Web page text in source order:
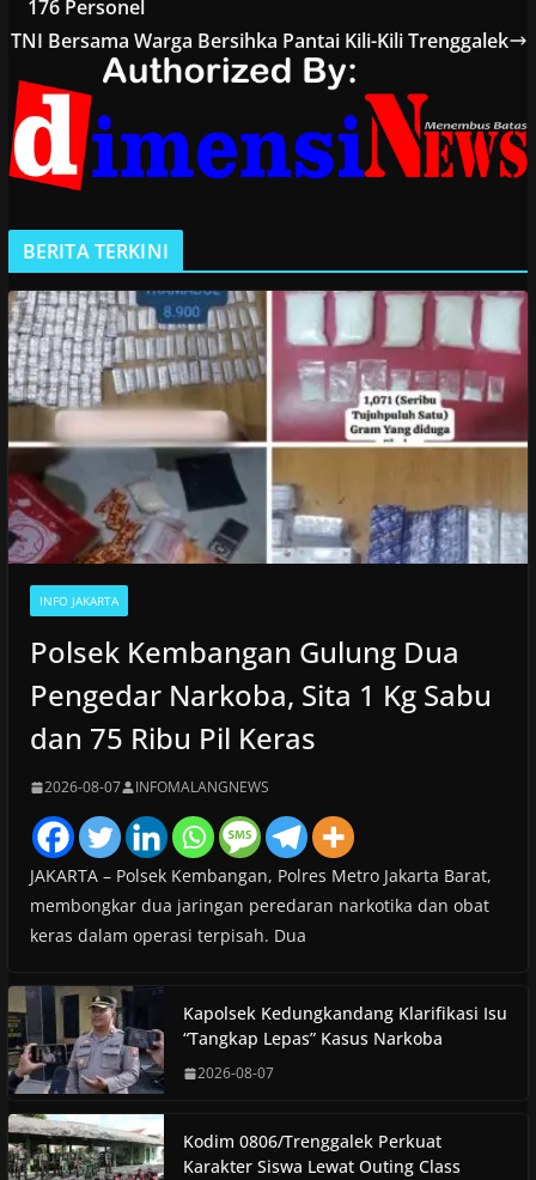
176 Personel
TNI Bersama Warga Bersihka Pantai Kili-Kili Trenggalek
BERITA TERKINI
INFO JAKARTA
Polsek Kembangan Gulung Dua
Pengedar Narkoba, Sita 1 Kg Sabu
dan 75 Ribu Pil Keras
2026-08-07 INFOMALANGNEWS
JAKARTA – Polsek Kembangan, Polres Metro Jakarta Barat,
membongkar dua jaringan peredaran narkotika dan obat
keras dalam operasi terpisah. Dua
Kapolsek Kedungkandang Klarifikasi Isu
“Tangkap Lepas” Kasus Narkoba
2026-08-07
Kodim 0806/Trenggalek Perkuat
Karakter Siswa Lewat Outing Class